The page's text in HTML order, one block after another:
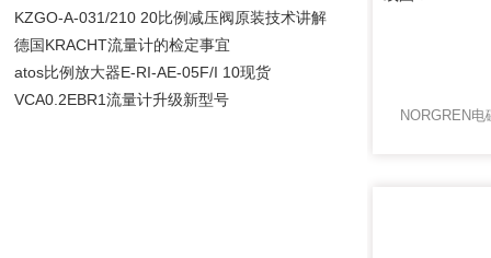
KZGO-A-031/210 20比例减压阀原装技术讲解
德国KRACHT流量计的检定事宜
atos比例放大器E-RI-AE-05F/I 10现货
VCA0.2EBR1流量计升级新型号